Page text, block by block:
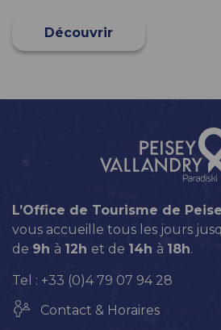
L’Office de Tourisme de
vous accueille tous les jours
de 9h à 12h et de 14h à 18h.
Tel : +33 (0)4 79 07 94 28
Contact & Horaires